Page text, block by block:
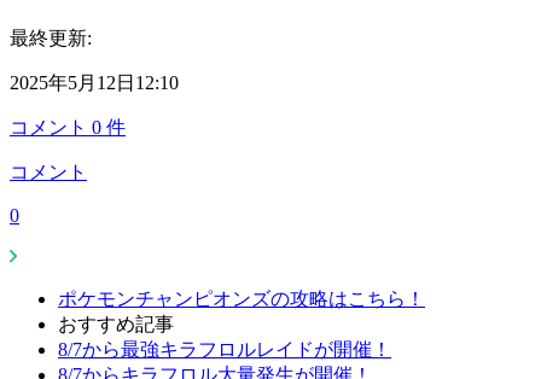
最終更新:
2025年5月12日12:10
コメント 0 件
コメント
0
ポケモンチャンピオンズの攻略はこちら！
おすすめ記事
8/7から最強キラフロルレイドが開催！
8/7からキラフロル大量発生が開催！